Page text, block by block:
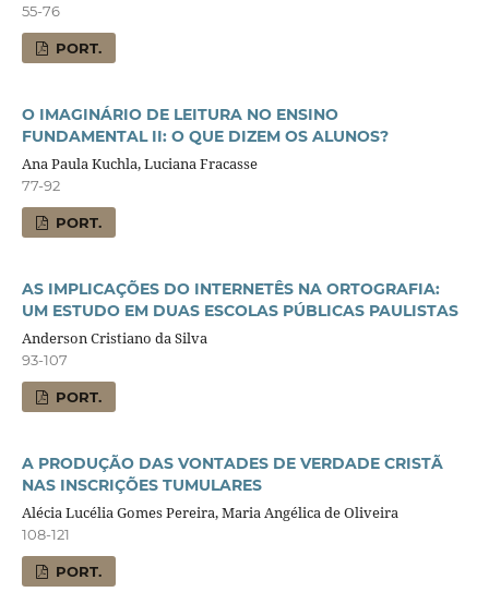
55-76
PORT.
O IMAGINÁRIO DE LEITURA NO ENSINO
FUNDAMENTAL II: O QUE DIZEM OS ALUNOS?
Ana Paula Kuchla, Luciana Fracasse
77-92
PORT.
AS IMPLICAÇÕES DO INTERNETÊS NA ORTOGRAFIA:
UM ESTUDO EM DUAS ESCOLAS PÚBLICAS PAULISTAS
Anderson Cristiano da Silva
93-107
PORT.
A PRODUÇÃO DAS VONTADES DE VERDADE CRISTÃ
NAS INSCRIÇÕES TUMULARES
Alécia Lucélia Gomes Pereira, Maria Angélica de Oliveira
108-121
PORT.